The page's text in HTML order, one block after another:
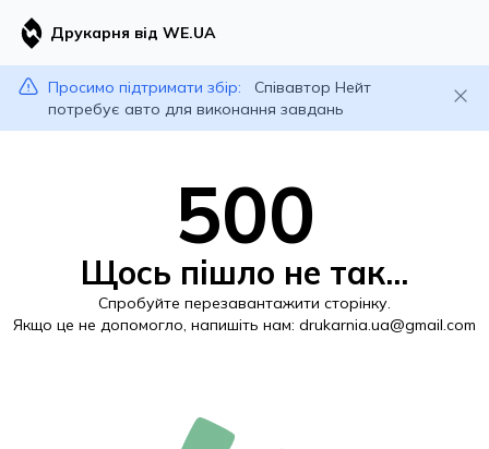
Друкарня від WE.UA
Просимо підтримати збір:
Співавтор Нейт
потребує авто для виконання завдань
500
Щось пішло не так...
Спробуйте перезавантажити сторінку.
Якщо це не допомогло, напишіть нам: drukarnia.ua@gmail.com